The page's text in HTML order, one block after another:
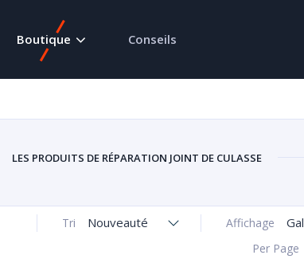
Boutique Conseils
LES PRODUITS DE RÉPARATION JOINT DE CULASSE
Affichage
Tri Nouveauté
Per Page